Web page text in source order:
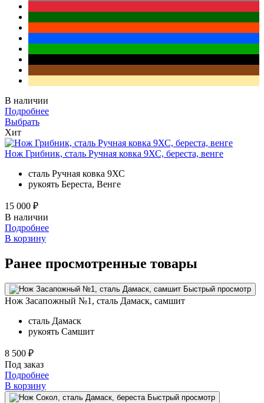
В наличии
Подробнее
Выбрать
Хит
Нож Грибник, сталь Ручная ковка 9ХС, береста, венге
сталь Ручная ковка 9ХС
рукоять Береста, Венге
15 000 ₽
В наличии
Подробнее
В корзину
Ранее просмотренные товары
Быстрый просмотр
Нож Засапожный №1, сталь Дамаск, самшит
сталь Дамаск
рукоять Самшит
8 500 ₽
Под заказ
Подробнее
В корзину
Быстрый просмотр